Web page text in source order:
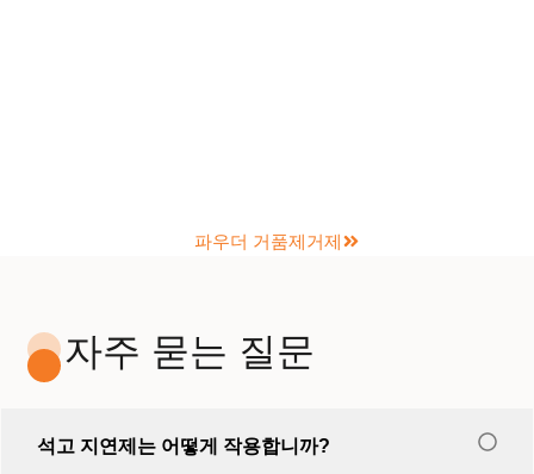
파우더 거품제거제
자주 묻는 질문
석고 지연제는 어떻게 작용합니까?